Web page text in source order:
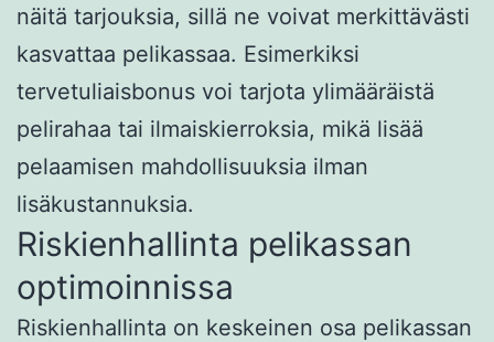
näitä tarjouksia, sillä ne voivat merkittävästi
kasvattaa pelikassaa. Esimerkiksi
tervetuliaisbonus voi tarjota ylimääräistä
pelirahaa tai ilmaiskierroksia, mikä lisää
pelaamisen mahdollisuuksia ilman
lisäkustannuksia.
Riskienhallinta pelikassan
optimoinnissa
Riskienhallinta on keskeinen osa pelikassan